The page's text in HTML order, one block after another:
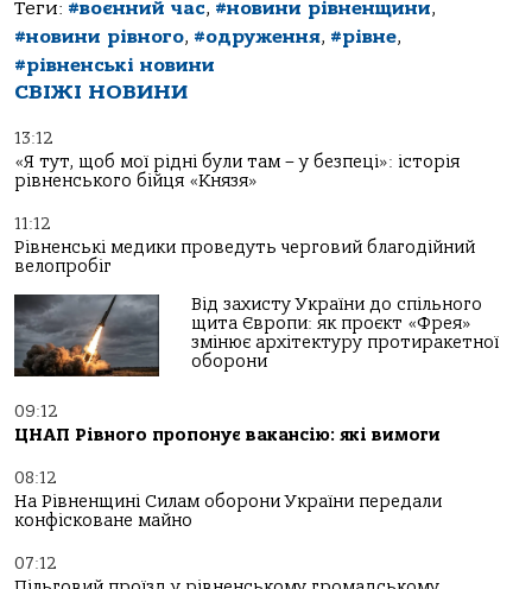
Теги: #воєнний час, #новини рівненщини,
#новини рівного, #одруження, #рівне,
#рівненські новини
СВІЖІ НОВИНИ
13:12
«Я тут, щоб мої рідні були там – у безпеці»: історія
рівненського бійця «Князя»
11:12
Рівненські медики проведуть черговий благодійний
велопробіг
Від захисту України до спільного
щита Європи: як проєкт «Фрея»
змінює архітектуру протиракетної
оборони
09:12
ЦНАП Рівного пропонує вакансію: які вимоги
08:12
На Рівненщині Силам оборони України передали
конфісковане майно
07:12